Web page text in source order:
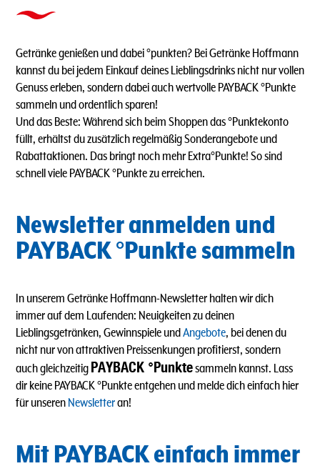
Getränke genießen und dabei °punkten? Bei Getränke Hoffmann
kannst du bei jedem Einkauf deines Lieblingsdrinks nicht nur vollen
Genuss erleben, sondern dabei auch wertvolle PAYBACK °Punkte
sammeln und ordentlich sparen!
Und das Beste: Während sich beim Shoppen das °Punktekonto
füllt, erhältst du zusätzlich regelmäßig Sonderangebote und
Rabattaktionen. Das bringt noch mehr Extra°Punkte! So sind
schnell viele PAYBACK °Punkte zu erreichen.
Newsletter anmelden und
PAYBACK °Punkte sammeln
In unserem Getränke Hoffmann-Newsletter halten wir dich
immer auf dem Laufenden: Neuigkeiten zu deinen
Lieblingsgetränken, Gewinnspiele undAngebote, bei denen du
nicht nur von attraktiven Preissenkungen profitierst, sondern
auch gleichzeitig PAYBACK °Punktesammeln kannst. Lass
dir keine PAYBACK °Punkte entgehen und melde dich einfach hier
für unseren Newsletteran!
Mit PAYBACK einfach immer